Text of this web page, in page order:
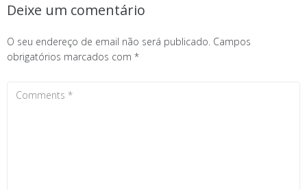
Deixe um comentário
O seu endereço de email não será publicado. Campos
obrigatórios marcados com *